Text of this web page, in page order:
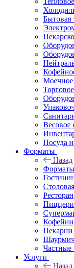
Бытовая
Моечное
Весовое
Посуда
Форматы
Назад
Форматы
Столовая
Ресторан
Кофейни
Пекарни
Частные
Услуги
Назад